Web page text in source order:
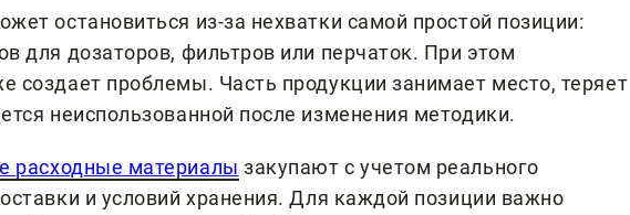
остановиться из-за нехватки самой простой позиции:
для дозаторов, фильтров или перчаток. При этом
создает проблемы. Часть продукции занимает место, теряет
неиспользованной после изменения методики.
расходные материалы закупают с учетом реального
и условий хранения. Для каждой позиции важно